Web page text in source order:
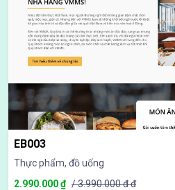
EB003
Thực phẩm, đồ uống
2.990.000 ₫ / 3.990.000 đ đ